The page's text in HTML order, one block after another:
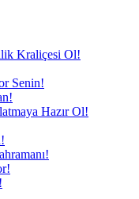
Kraliçesi Ol!
Senin!
Hazır Ol!